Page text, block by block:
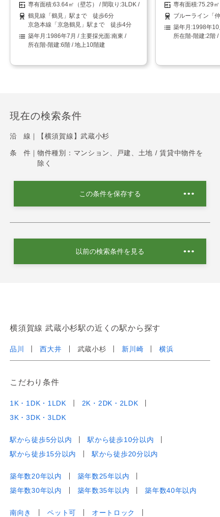
63.64㎡（壁芯）
3LDK
鶴見線「鶴見」駅まで 徒歩6分
京急本線「京急鶴見」駅まで 徒歩4分
1986年7月
南東
6階 / 地上10階建
75.29
ブルーライン「
1998年10
2階 /
現在の検索条件
沿 線｜ 【横須賀線】武蔵小杉
条 件｜ 物件種別：マンション、戸建、土地 / 賃貸中物件を
除く
この条件を保存する
以前の検索条件を見る
横須賀線 武蔵小杉駅の近くの駅から探す
品川 西大井 武蔵小杉 新川崎 横浜
こだわり条件
1K・1DK・1LDK
2K・2DK・2LDK
3K・3DK・3LDK
駅から徒歩5分以内
駅から徒歩10分以内
駅から徒歩15分以内
駅から徒歩20分以内
築年数20年以内
築年数25年以内
築年数30年以内
築年数35年以内 築年数40年以内
南向き ペット可
オートロック